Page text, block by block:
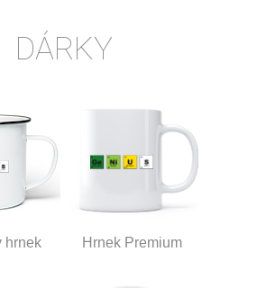
DÁRKY
hrnek Hrnek Premium